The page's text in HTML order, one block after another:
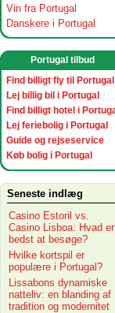
Vin fra Portugal
Danskere i Portugal
Portugal tilbud
Find billigt fly til Portugal
Lej billig bil i Portugal
Find billigt hotel i
Lej feriebolig i Portugal
Guide og rejseservice
Køb bolig i Portugal
Seneste indlæg
Casino Estoril vs.
Casino Lisboa: Hvad er
bedst at besøge?
Hvilke kortspil er
populære i Portugal?
Lissabons dynamiske
natteliv: en blanding af
tradition og modernitet